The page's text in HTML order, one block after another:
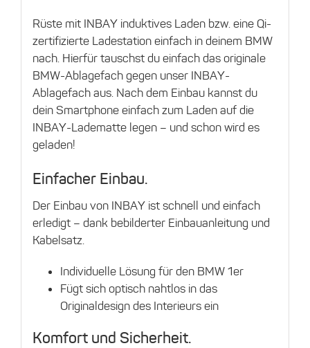
Rüste mit INBAY induktives Laden bzw. eine Qi-
zertifizierte Ladestation einfach in deinem BMW
nach. Hierfür tauschst du einfach das originale
BMW-Ablagefach gegen unser INBAY-
Ablagefach aus. Nach dem Einbau kannst du
dein Smartphone einfach zum Laden auf die
INBAY-Ladematte legen – und schon wird es
geladen!
Einfacher Einbau.
Der Einbau von INBAY ist schnell und einfach
erledigt – dank bebilderter Einbauanleitung und
Kabelsatz.
Individuelle Lösung für den BMW 1er
Fügt sich optisch nahtlos in das
Originaldesign des Interieurs ein
Komfort und Sicherheit.